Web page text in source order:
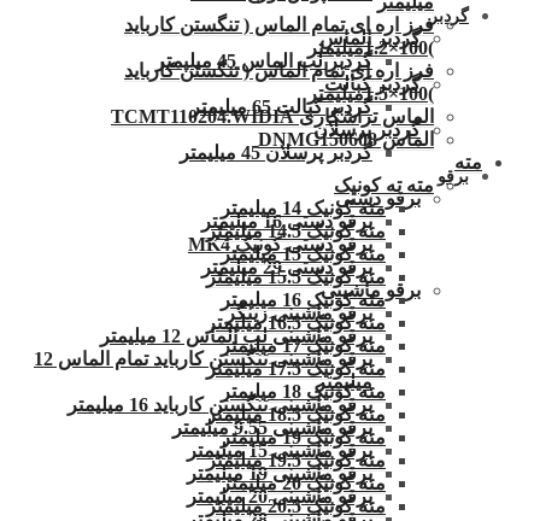
گردبر
گردبر الماس
گردبر لب الماس 45 میلیمتر
گردبر کبالت
گردبر کبالت 65 میلیمتر
گردبر پرسلان
گردبر پرسلان 45 میلیمتر
برقو
برقو دستی
برقو دستی 16 میلیمتر
برقو دستی کونیک MK4
برقو دستی 29 میلیمتر
برقو ماشینی
برقو ماشینی زینگر
برقو ماشینی لب الماس 12 میلیمتر
برقو ماشینی تنگستن کارباید تمام الماس 12
میلیمتر
برقو ماشینی تنگستن کارباید 16 میلیمتر
برقو ماشینی 9.55 میلیمتر
برقو ماشینی 15 میلیمتر
برقو ماشینی 19 میلیمتر
برقو ماشینی 20 میلیمتر
فرز اره ای تمام الماس ( تنگستن کارباید
)100×1.2میلیمتر
فرز اره ای تمام الماس ( تنگستن کارباید
)100×1.5میلیمتر
الماس تراشکاری TCMT110204.WIDIA
الماس DNMG150608
مته
مته ته کونیک
مته کونیک 14 میلیمتر
مته کونیک 14.5 میلیمتر
مته کونیک 15 میلیمتر
مته کونیک 15.5 میلیمتر
مته کونیک 16 میلیمتر
مته کونیک 16.5 میلیمتر
مته کونیک 17 میلیمتر
مته کونیک 17.5 میلیمتر
مته کونیک 18 میلیمتر
مته کونیک 18.5 میلیمتر
مته کونیک 19 میلیمتر
مته کونیک 19.5 میلیمتر
مته کونیک 20 میلیمتر
مته کونیک 20.5 میلیمتر